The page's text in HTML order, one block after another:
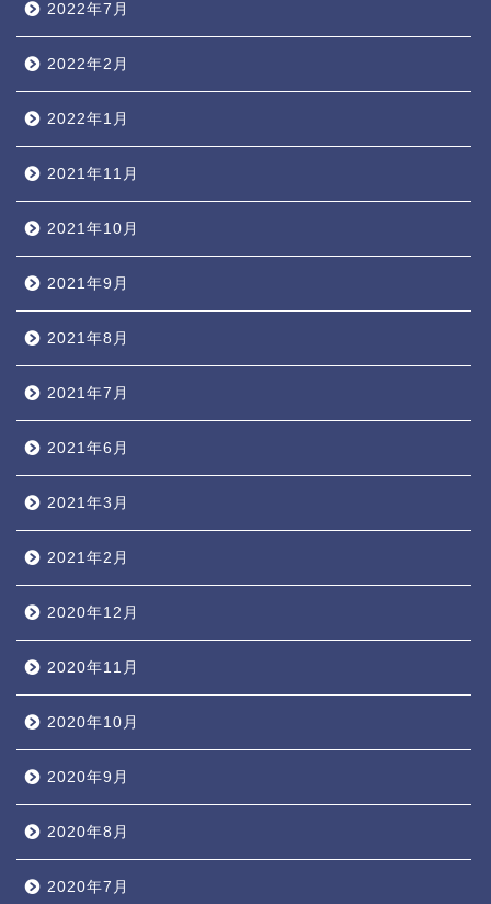
2022年7月
2022年2月
2022年1月
2021年11月
2021年10月
2021年9月
2021年8月
2021年7月
2021年6月
2021年3月
2021年2月
2020年12月
2020年11月
2020年10月
2020年9月
2020年8月
2020年7月